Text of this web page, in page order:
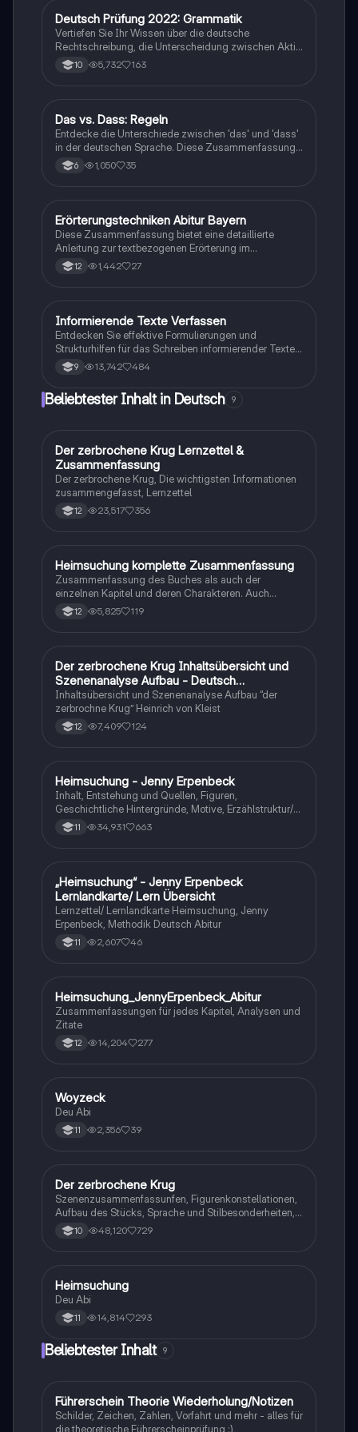
möchten.
Deutsch
Deutsch Prüfung 2022: Grammatik
Vertiefen Sie Ihr Wissen über die deutsche
Rechtschreibung, die Unterscheidung zwischen Aktiv
und Passiv, die Verwendung von 'das' und 'dass',
sowie die korrekte Anwendung von Kommas und
Vorbereitung auf die Abschlussprüfung zu helfen.
10 5,732 163
Deutsch
Das vs. Dass: Regeln
Entdecke die Unterschiede zwischen 'das' und 'dass'
in der deutschen Sprache. Diese Zusammenfassung
erklärt die Verwendung der Artikel und Konjunktionen
mit Beispielen, um dir zu helfen, die richtige
6 1,050 35
Deutsch
Erörterungstechniken Abitur Bayern
Diese Zusammenfassung bietet eine detaillierte
Anleitung zur textbezogenen Erörterung im
Abiturformat V in Bayern. Sie behandelt die
argumentative Struktur, verschiedene
für Schüler, die sich auf die b-Teil Aufgaben im Abitur
vorbereiten.
12 1,442 27
Deutsch
Informierende Texte Verfassen
Entdecken Sie effektive Formulierungen und
Strukturhilfen für das Schreiben informierender Texte.
Dieser Leitfaden umfasst die Einleitung, den Hauptteil
und den Schluss, um Ihre Argumentation klar und
Schreibfähigkeiten verbessern möchten.
9 13,742 484
Beliebtester Inhalt in Deutsch 9
Deutsch
Der zerbrochene Krug Lernzettel &
Zusammenfassung
Der zerbrochene Krug, Die wichtigsten Informationen
zusammengefasst, Lernzettel
12 23,517 356
Deutsch
Heimsuchung komplette Zusammenfassung
Zusammenfassung des Buches als auch der
einzelnen Kapitel und deren Charakteren. Auch
tabellarisch. Im Unterricht ohne KI erstellt
12 5,825 119
Deutsch
Der zerbrochene Krug Inhaltsübersicht und
Szenenanalyse Aufbau - Deutsch
Q1/Q2/Abitur
Inhaltsübersicht und Szenenanalyse Aufbau “der
zerbrochne Krug” Heinrich von Kleist
12 7,409 124
Deutsch
Heimsuchung - Jenny Erpenbeck
Inhalt, Entstehung und Quellen, Figuren,
Geschichtliche Hintergründe, Motive, Erzählstruktur/-
stil 11 34,931 663
Deutsch
„Heimsuchung“ - Jenny Erpenbeck
Lernlandkarte/ Lern Übersicht
Lernzettel/ Lernlandkarte Heimsuchung, Jenny
Erpenbeck, Methodik Deutsch Abitur
11 2,607 46
Deutsch
Heimsuchung_JennyErpenbeck_Abitur
Zusammenfassungen für jedes Kapitel, Analysen und
Zitate
12 14,204 277
Deutsch
Woyzeck
Deu Abi
11 2,356 39
Deutsch
Der zerbrochene Krug
Szenenzusammenfassunfen, Figurenkonstellationen,
Aufbau des Stücks, Sprache und Stilbesonderheiten,
Aussageabsicht, Thematik, Interpretation
10 48,120 729
Deutsch
Heimsuchung
Deu Abi
11 14,814 293
Beliebtester Inhalt 9
Lerntipps
Führerschein Theorie Wiederholung/Notizen
Schilder, Zeichen, Zahlen, Vorfahrt und mehr - alles für
die theoretische Führerscheinprüfung :)